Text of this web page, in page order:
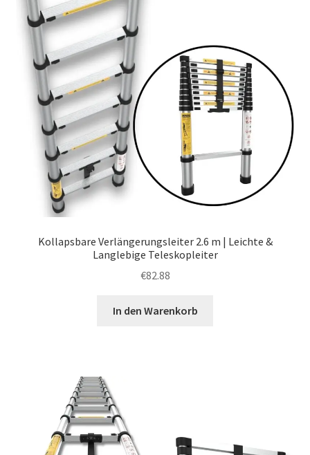
Politik
Kollapsbare Verlängerungsleiter 2.6 m | Leichte &
Langlebige Teleskopleiter
€82.88
In den Warenkorb